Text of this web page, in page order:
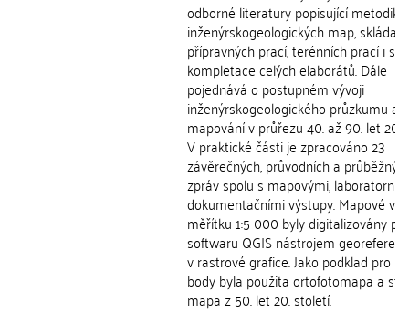
odborné literatury popisující
inženýrskogeologických map,
přípravných prací, terénních prací i
kompletace celých elaborátů. Dále
pojednává o postupném vývoji
inženýrskogeologického průzkumu a
mapování v průřezu 40. až 90. let 20.
V praktické části je zpracováno 23
závěrečných, průvodních a
zpráv spolu s mapovými,
dokumentačními výstupy. Mapové
měřítku 1:5 000 byly digitalizovány
softwaru QGIS nástrojem
v rastrové grafice. Jako podklad pro
body byla použita ortofotomapa a
mapa z 50. let 20. století.